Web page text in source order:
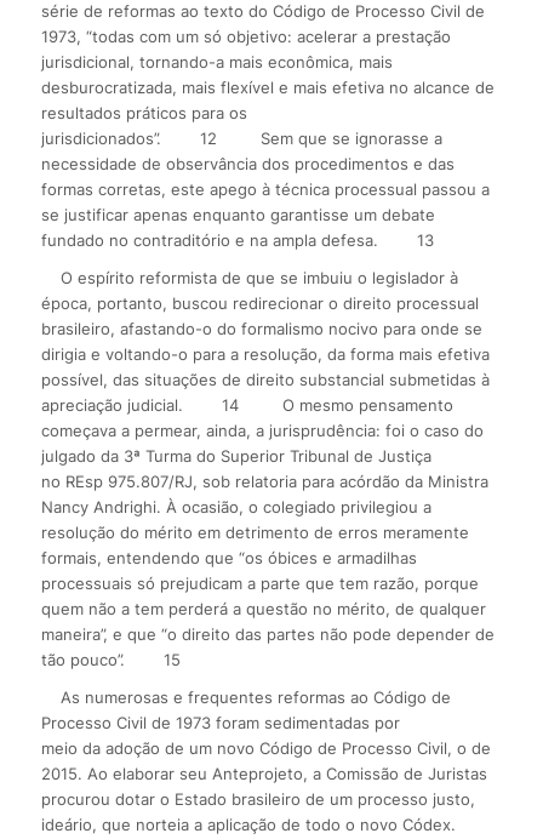
série de reformas ao texto do Código de Processo Civil de
1973, “todas com um só objetivo: acelerar a prestação
jurisdicional, tornando-a mais econômica, mais
desburocratizada, mais flexível e mais efetiva no alcance de
resultados práticos para os
jurisdicionados”.
12
Sem que se ignorasse a
necessidade de observância dos procedimentos e das
formas corretas, este apego à técnica processual passou a
se justificar apenas enquanto garantisse um debate
fundado no contraditório e na ampla defesa.
13
O espírito reformista de que se imbuiu o legislador à
época, portanto, buscou redirecionar o direito processual
brasileiro, afastando-o do formalismo nocivo para onde se
dirigia e voltando-o para a resolução, da forma mais efetiva
possível, das situações de direito substancial submetidas à
apreciação judicial.
14
O mesmo pensamento
começava a permear, ainda, a jurisprudência: foi o caso do
julgado da 3ª Turma do Superior Tribunal de Justiça
no REsp 975.807/RJ, sob relatoria para acórdão da Ministra
Nancy Andrighi. À ocasião, o colegiado privilegiou a
resolução do mérito em detrimento de erros meramente
formais, entendendo que “os óbices e armadilhas
processuais só prejudicam a parte que tem razão, porque
quem não a tem perderá a questão no mérito, de qualquer
maneira”, e que “o direito das partes não pode depender de
tão pouco”.
15
As numerosas e frequentes reformas ao Código de
Processo Civil de 1973 foram sedimentadas por
meio da adoção de um novo Código de Processo Civil, o de
2015. Ao elaborar seu Anteprojeto, a Comissão de Juristas
procurou dotar o Estado brasileiro de um processo justo,
ideário, que norteia a aplicação de todo o novo Códex.